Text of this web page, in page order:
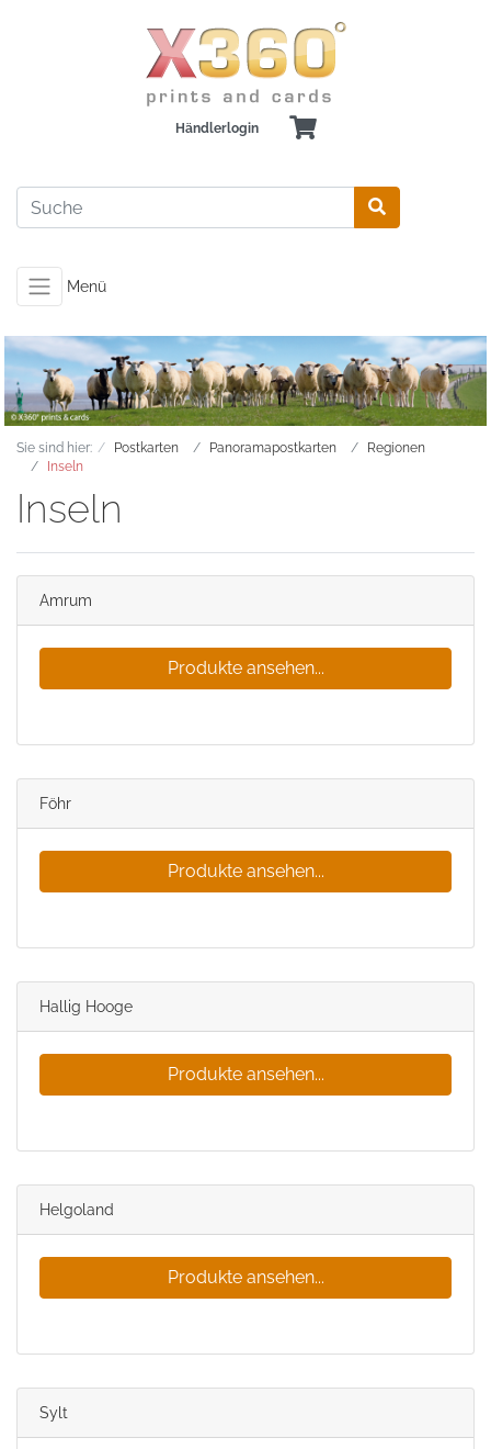
Händlerlogin
Menü
Sie sind hier: Postkarten Panoramapostkarten
Regionen
Inseln
Inseln
Amrum
Produkte ansehen...
Föhr
Produkte ansehen...
Hallig Hooge
Produkte ansehen...
Helgoland
Produkte ansehen...
Sylt